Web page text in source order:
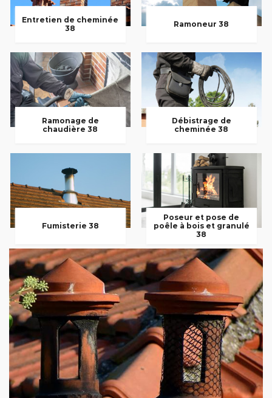
Entretien de cheminée
38
Ramoneur 38
Ramonage de
chaudière 38
Débistrage de
cheminée 38
Fumisterie 38
Poseur et pose de
poêle à bois et granulé
38